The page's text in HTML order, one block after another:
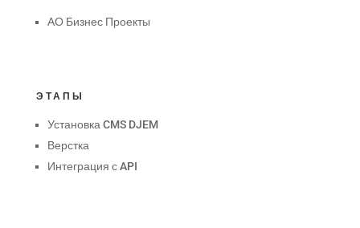
АО Бизнес Проекты
ЭТАПЫ
Установка CMS DJEM
Верстка
Интеграция с API